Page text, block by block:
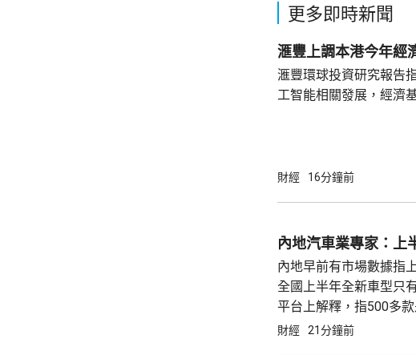
更多即時新聞
滙豐上調本港今年經
滙豐環球投資研究報告
工智能相關發展，經濟
華區高級經濟師辛怡然
因素將持續發揮作用，
段時間保持增長。
財經 16分鐘前
內地汽車業專家：
內地早前有市場數據指
全國上半年全新車型只
平台上解釋，指500多
3個配置，可以算作1款
財經 21分鐘前